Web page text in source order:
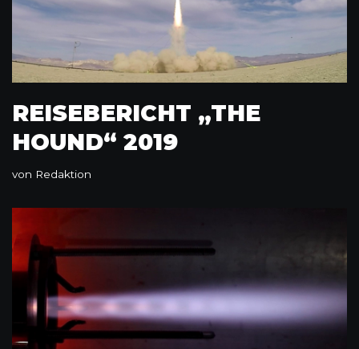
REISEBERICHT „THE
HOUND“ 2019
von Redaktion